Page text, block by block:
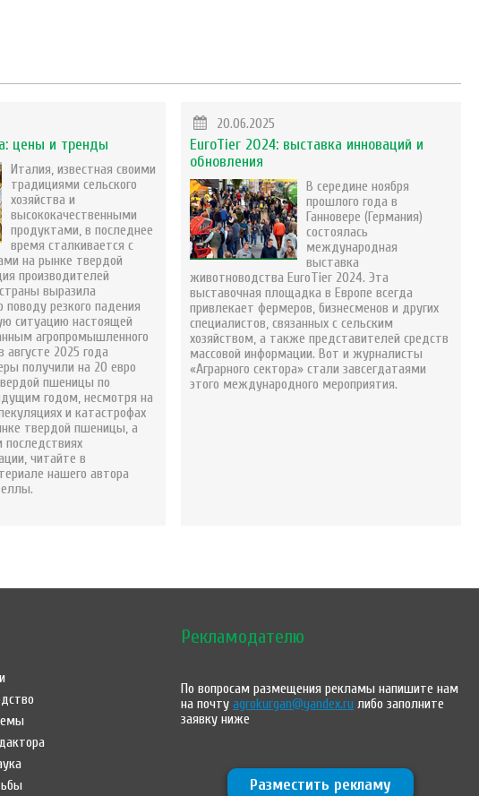
цены и тренды
Италия, известная своими
традициями сельского
хозяйства и
высококачественными
продуктами, в последнее
время сталкивается с
на рынке твердой
производителей
выразила
поводу резкого падения
ситуацию настоящей
агропромышленного
2025 года
получили на 20 евро
пшеницы по
годом, несмотря на
и катастрофах
твердой пшеницы, а
последствиях
читайте в
нашего автора
20.06.2025
EuroTier 2024: выставка инноваций и
обновления
В середине ноября
прошлого года в
Ганновере (Германия)
состоялась
международная
выставка
животноводства EuroTier 2024. Эта
выставочная площадка в Европе всегда
привлекает фермеров, бизнесменов и других
специалистов, связанных с сельским
хозяйством, а также представителей средств
массовой информации. Вот и журналисты
«Аграрного сектора» стали завсегдатаями
этого международного мероприятия.
Рекламодателю
По вопросам размещения рекламы напишите нам
на почтуagrokurgan@yandex.ru либо заполните
заявку ниже
Разместить рекламу